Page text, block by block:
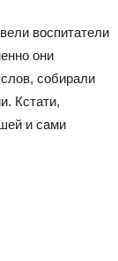
воспитатели
они
собирали
Кстати,
и сами